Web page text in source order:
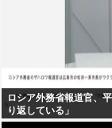
ロシア外務省報道官、
り返している」